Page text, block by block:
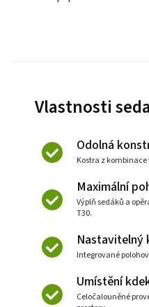
Vlastnosti
Odolná
Kostra z
Maximální
Výplň sedáků a
T30.
Nastavitelný
Integrované
Umístění
Celočalouněné